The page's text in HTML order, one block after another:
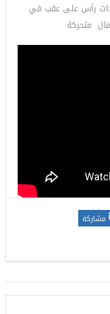
رأس على عقب في
متحركة
مشاركة